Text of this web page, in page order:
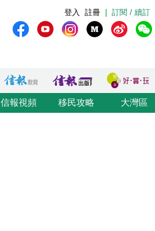
訂閱 / 續訂
註冊
登入
信報視頻 移民攻略 大灣區